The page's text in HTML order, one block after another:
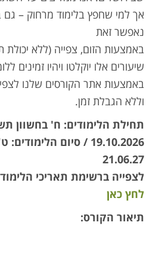
אך למי שחפץ בלימוד מרחוק –
נאפשר זאת
באמצעות הזום, צפייה (ללא יכולת
שיעורים אלו יוקלטו ויהיו זמינים
באמצעות אתר הקורסים שלנו
וללא הגבלת זמן.
תחילת הלימודים: ח' בחשוון
19.10.2026 / סיום
21.06.27
לצפייה ברשימת תאריכי
לחץ כאן
תיאור הקורס: